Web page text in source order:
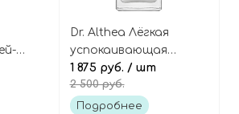
Dr. Althea Лёгкая
успокаивающая
сыворотка с ПДРН и
церамидами, 345 Relief
Serum
1 875 руб. / шт
2 500 руб.
Подробнее